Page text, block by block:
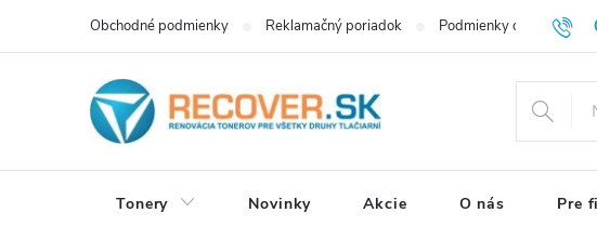
Obchodné podmienky Reklamačný poriadok Podmienky ochrany
Tonery Novinky Akcie O nás Pre